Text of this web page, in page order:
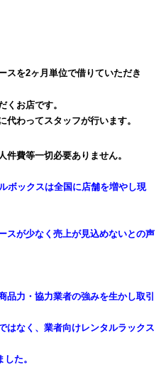
スを2ヶ月単位で借りていただき
くお店です。
わってスタッフが行います。
件費等一切必要ありません。
ボックスは全国に店舗を増やし現
スが少なく売上が見込めないとの声
品力・協力業者の強みを生かし取引
はなく、業者向けレンタルラックス
た。